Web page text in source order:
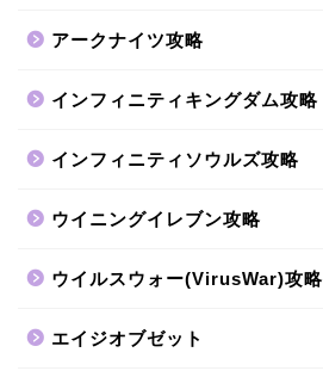
アークナイツ攻略
インフィニティキングダム攻略
インフィニティソウルズ攻略
ウイニングイレブン攻略
ウイルスウォー(VirusWar)攻略
エイジオブゼット